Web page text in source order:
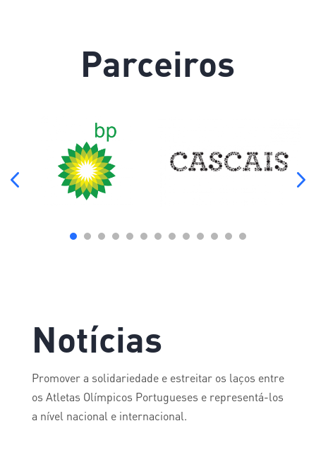
Parceiros
Notícias
Promover a solidariedade e estreitar os laços entre
os Atletas Olímpicos Portugueses e representá-los
a nível nacional e internacional.